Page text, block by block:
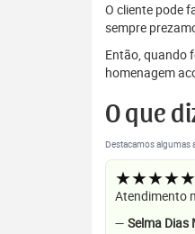
O cliente pode
sempre
Então, quando
homenagem
O que
Destacamos algumas
★★★★★
Atendimento
— Selma Dias